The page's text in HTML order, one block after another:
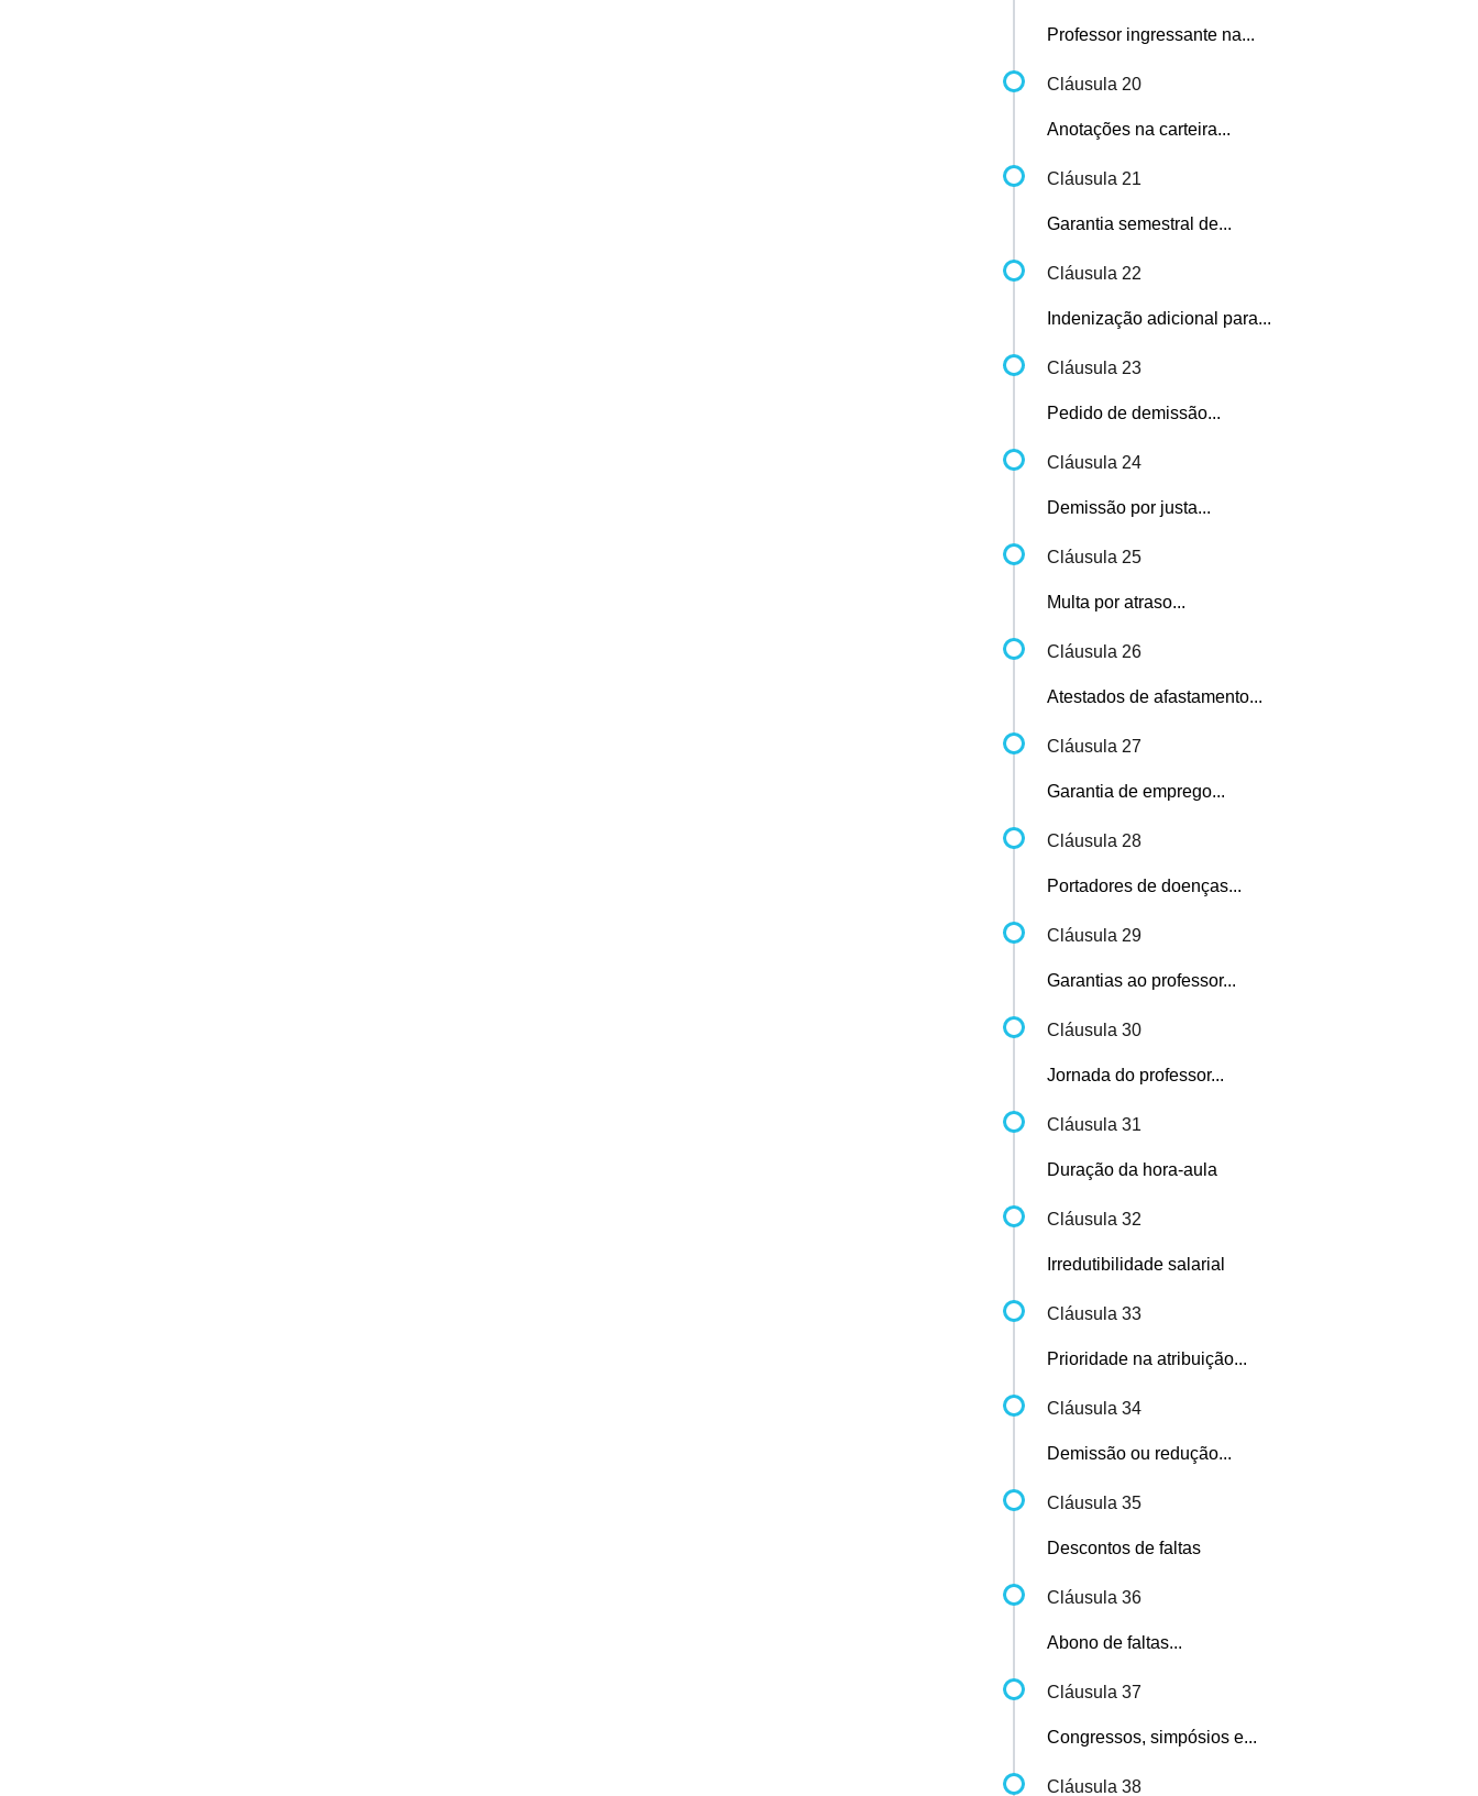
Professor ingressante na...
Cláusula 20
Anotações na carteira...
Cláusula 21
Garantia semestral de...
Cláusula 22
Indenização adicional para...
Cláusula 23
Pedido de demissão...
Cláusula 24
Demissão por justa...
Cláusula 25
Multa por atraso...
Cláusula 26
Atestados de afastamento...
Cláusula 27
Garantia de emprego...
Cláusula 28
Portadores de doenças...
Cláusula 29
Garantias ao professor...
Cláusula 30
Jornada do professor...
Cláusula 31
Duração da hora-aula
Cláusula 32
Irredutibilidade salarial
Cláusula 33
Prioridade na atribuição...
Cláusula 34
Demissão ou redução...
Cláusula 35
Descontos de faltas
Cláusula 36
Abono de faltas...
Cláusula 37
Congressos, simpósios e...
Cláusula 38